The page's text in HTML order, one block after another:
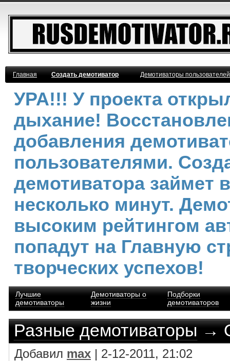
Главная Создать демотиватор Демотиваторы
УРА!!! У проекта
дыхание!
добавления
пользователями.
демотиватора займет
несколько минут.
высоким рейтингом
попадут на Главную
творческих успехов!
Лучшие
демотиваторы
Демотиваторы о
жизни
Подборки
демотиваторов
Разные демотиваторы→
Добавил max | 2-12-2011, 21:02